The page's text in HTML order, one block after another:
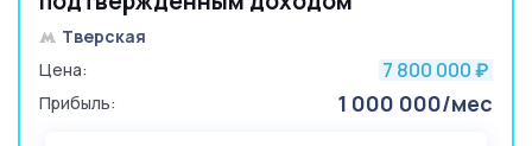
Тверская
Цена:
7 800 000 ₽
Прибыль: 1 000 000/мес